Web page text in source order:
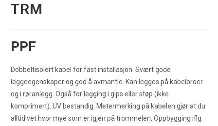
TRM
PPF
Dobbeltisolert kabel for fast installasjon. Svært gode
leggeegenskaper og god å avmantle. Kan legges på kabelbroer
og i røranlegg. Også for legging i gips eller støp (ikke
komprimert). UV bestandig. Metermerking på kabelen gjør at du
alltid vet hvor mye som er igjen på trommelen. Oppbygging iflg.